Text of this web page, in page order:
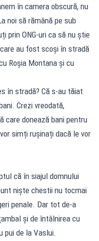
în camera obscură, nu
noi să rămână pe sub
prin ONG-uri ca să nu știe
au fost scoși în stradă
Roșia Montana și cu
în stradă? Că s-au tăiat
Crezi vreodată,
care donează bani pentru
simți rușinați dacă le vor
că în siajul domnului
niște chestii nu tocmai
penale. Dar tot de-a
și de întâlnirea cu
pui de la Vaslui.